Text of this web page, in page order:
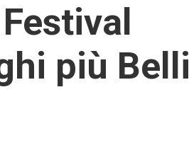
più Belli